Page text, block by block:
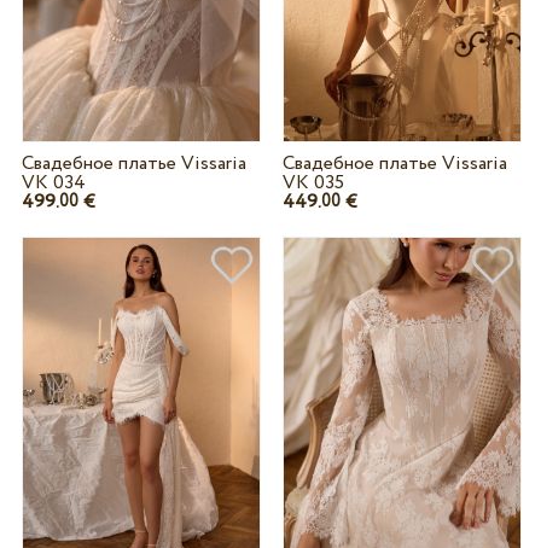
Свадебное платье Vissaria
VK 034
499.00€
Свадебное платье Vissaria
VK 035
449.00 €